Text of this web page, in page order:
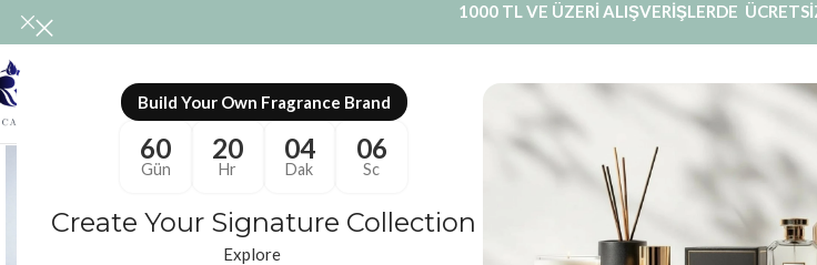
Build Your Own Fragrance Brand
60
Gün
20
Hr
04
Dak
05
Sc
Create Your Signature Collection
Explore
1000 TL VE ÜZERİ ALIŞVERİŞLERDE
ONLINE SATIŞ PRIVATE LABEL KURUMSAL
/
Ortam Kokusu